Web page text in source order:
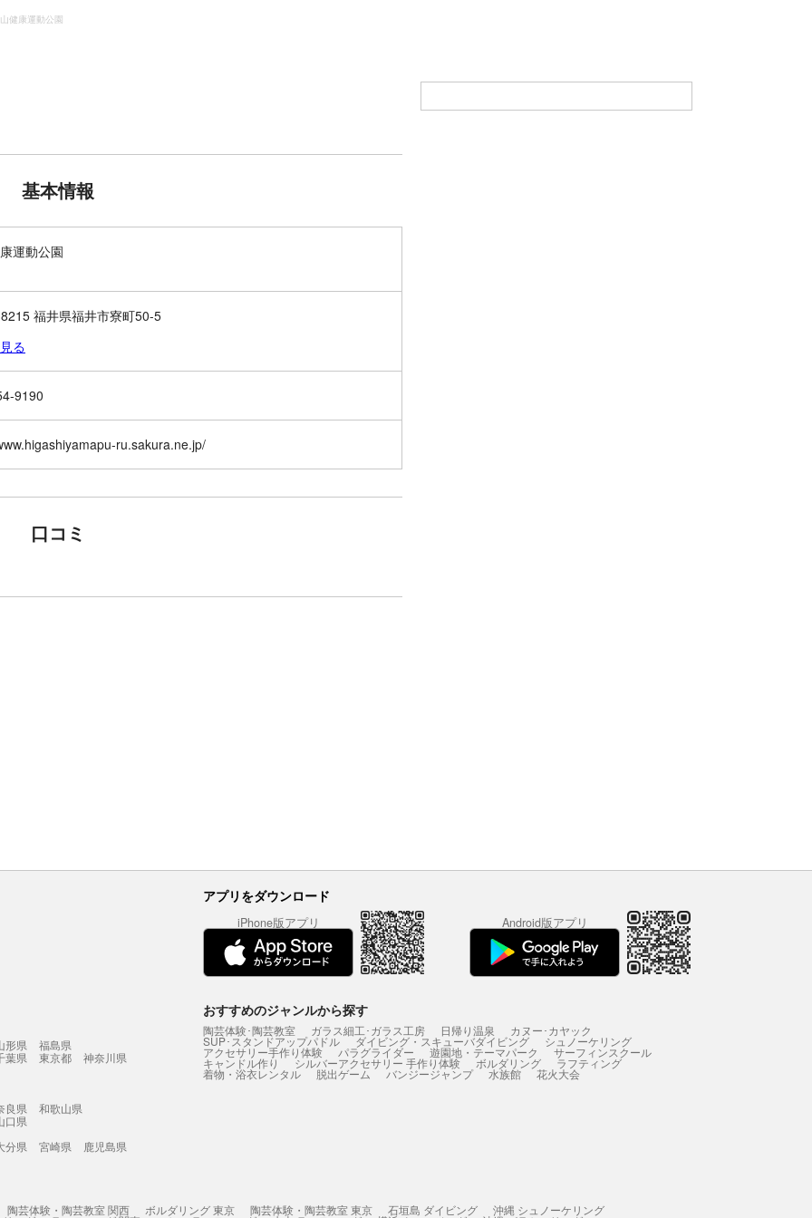
健康運動公園
基本情報
運動公園
福井県福井市寮町50-5
る
9190
ru.sakura.ne.jp/
口コミ
アプリをダウンロード
iPhone版アプリ Android版アプリ
形県
福島県
葉県 東京都
神奈川県
良県
和歌山県
口県
分県 宮崎県
鹿児島県
おすすめのジャンルから探す
陶芸体験･陶芸教室 ガラス細工･ガラス工房 日帰り温泉 カヌー･カヤック
SUP･スタンドアップパドル ダイビング・スキューバダイビング シュノーケリング
アクセサリー手作り体験 パラグライダー 遊園地・テーマパーク サーフィンスクール
キャンドル作り シルバーアクセサリー 手作り体験 ボルダリング ラフティング
着物・浴衣レンタル 脱出ゲーム バンジージャンプ 水族館 花火大会
陶芸体験・陶芸教室 関西 ボルダリング 東京 陶芸体験・陶芸教室 東京 石垣島 ダイビング 沖縄 シュノーケリング